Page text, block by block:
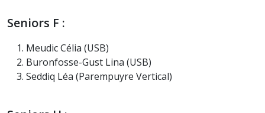
Seniors F :
Meudic Célia (USB)
Buronfosse-Gust Lina (USB)
Seddiq Léa (Parempuyre Vertical)